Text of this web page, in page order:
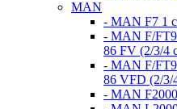
MAN
- MAN F7 1
- MAN F/
86 FV (2/3/4
- MAN F/
86 VFD (2/3/
- MAN F2000